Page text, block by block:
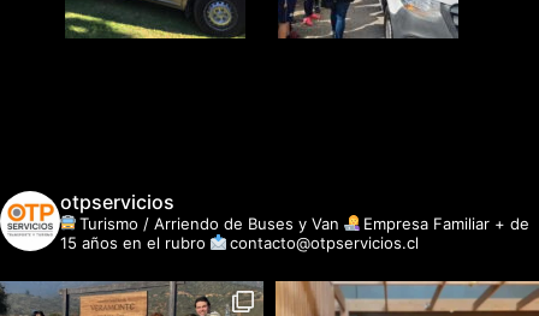
otpservicios
Turismo / Arriendo de Buses y Van
Empresa Familiar + de
15 años en el rubro
contacto@otpservicios.cl